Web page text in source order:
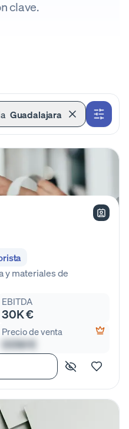
clave.
Guadalajara
y materiales de
EBITDA
30K €
Precio de venta
00M €